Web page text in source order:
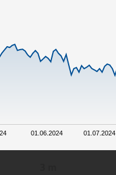
01.06.2024 01.07.2024